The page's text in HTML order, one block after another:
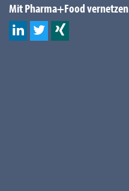
Mit Pharma+Food vernetzen